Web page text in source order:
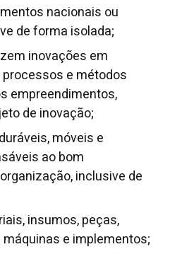
nacionais ou
de forma isolada;
inovações em
e métodos
empreendimentos,
de inovação;
móveis e
ao bom
inclusive de
insumos, peças,
e implementos;